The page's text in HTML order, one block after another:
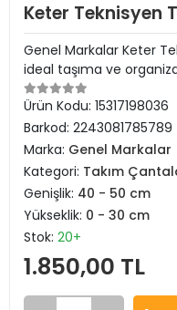
Keter Teknisyen
Genel Markalar Keter
ideal taşıma ve
Ürün Kodu: 15317198036
Barkod: 2243081785789
Marka: Genel Markalar
Kategori: Takım
Genişlik: 40 - 50 cm
Yükseklik: 0 - 30 cm
Stok: 20+
1.850,00 TL